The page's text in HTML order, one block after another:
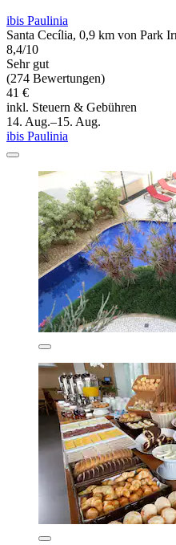
ibis Paulinia
Santa Cecília, 0,9 km von Park
8,4/10
Sehr gut
(274 Bewertungen)
41 €
inkl. Steuern & Gebühren
14. Aug.–15. Aug.
ibis Paulinia